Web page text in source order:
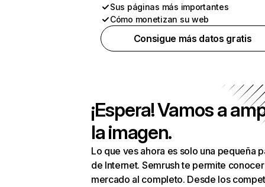
Sus páginas más importantes
Cómo monetizan su web
Consigue más datos gratis
¡Espera! Vamos a
la imagen.
Lo que ves ahora es solo una pequeña
de Internet. Semrush te permite
mercado al completo. Desde los